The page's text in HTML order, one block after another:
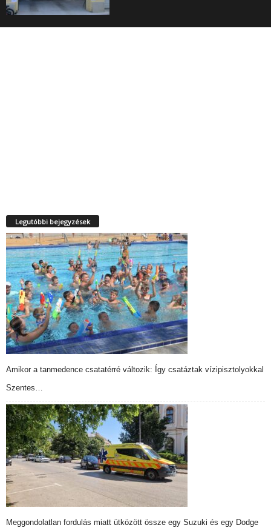
Legutóbbi bejegyzések
Amikor a tanmedence csatatérré változik: Így csatáztak vízipisztolyokkal
Szentes…
Meggondolatlan fordulás miatt ütközött össze egy Suzuki és egy Dodge